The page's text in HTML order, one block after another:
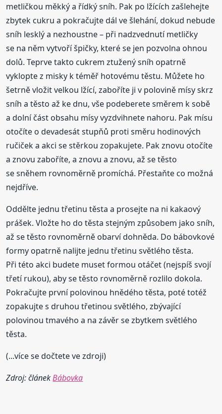
metličkou měkký a řídký sníh. Pak po lžících zašlehejte
zbytek cukru a pokračujte dál ve šlehání, dokud nebude
sníh lesklý a nezhoustne – při nadzvednutí metličky
se na něm vytvoří špičky, které se jen pozvolna ohnou
dolů. Teprve takto cukrem ztužený sníh opatrně
vyklopte z misky k téměř hotovému těstu. Můžete ho
šetrně vložit velkou lžící, zaboříte ji v polovině mísy skrz
sníh a těsto až ke dnu, vše podeberete směrem k sobě
a dolní část obsahu mísy vyzdvihnete nahoru. Pak mísu
otočíte o devadesát stupňů proti směru hodinových
ručiček a akci se stěrkou zopakujete. Pak znovu otočíte
a znovu zaboříte, a znovu a znovu, až se těsto
se sněhem rovnoměrně promíchá. Přestaňte co možná
nejdříve.
Oddělte jednu třetinu těsta a prosejte na ni kakaový
prášek. Vložte ho do těsta stejným způsobem jako sníh,
až se těsto rovnoměrně obarví dohněda. Do bábovkové
formy opatrně nalijte jednu třetinu světlého těsta.
Při této akci budete muset formou otáčet (nejspíš svojí
třetí rukou), aby se těsto rovnoměrně rozlilo dokola.
Pokračujte první polovinou hnědého těsta, poté totéž
zopakujte s druhou třetinou světlého, zbývající
polovinou tmavého a na závěr se zbytkem světlého
těsta.
(...více se dočtete ve zdroji)
Zdroj: článekBábovka